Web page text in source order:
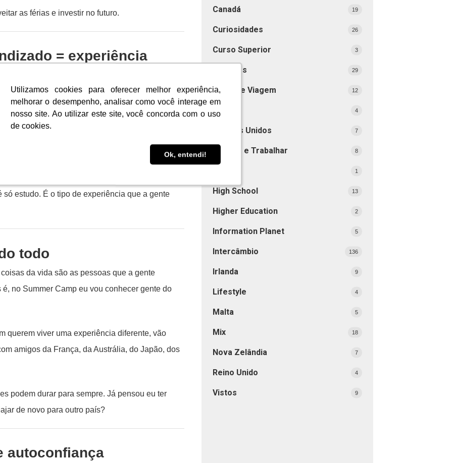
Utilizamos cookies para oferecer melhor experiência,
melhorar o desempenho, analisar como você interage em
nosso site. Ao utilizar este site, você concorda com o uso
de cookies.
Ok, entendi!
Utilizamos cookies para oferecer melhor experiência,
melhorar o desempenho, analisar como você interage em
nosso site. Ao utilizar este site, você concorda com o uso
de cookies.
Ok, entendi!
as férias e investir no futuro.
= experiência
passeios, excursões, festas temáticas,
e até fogueiras com música e marshmallow.
de idiomas, convivência com adolescentes de
entre diversão e aprendizado. Não é uma
só estudo. É o tipo de experiência que a gente
todo
da vida são as pessoas que a gente
no Summer Camp eu vou conhecer gente do
querem viver uma experiência diferente, vão
amigos da França, da Austrália, do Japão, dos
podem durar para sempre. Já pensou eu ter
de novo para outro país?
autoconfiança
Canadá 19
Curiosidades 26
Curso Superior 3
Destinos 29
Dicas de Viagem 12
Dubai 4
Estados Unidos 7
Estudar e Trabalhar 8
1
High School 13
Higher Education 2
Information Planet 5
Intercâmbio 136
Irlanda 9
Lifestyle 4
Malta 5
Mix 18
Nova Zelândia 7
Reino Unido 4
Vistos 9